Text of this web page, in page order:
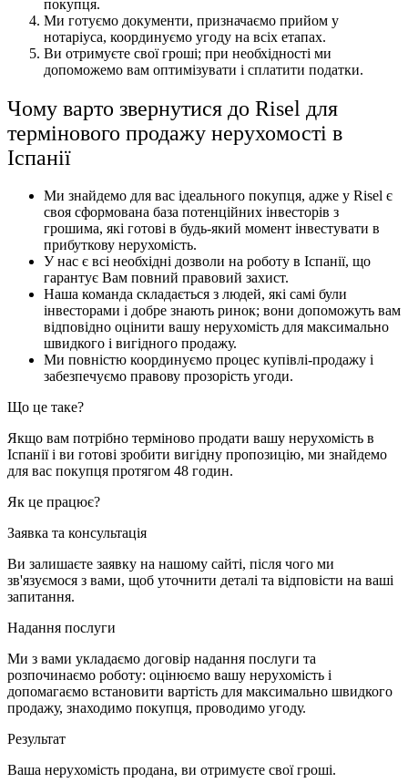
покупця.
Ми готуємо документи, призначаємо прийом у
нотаріуса, координуємо угоду на всіх етапах.
Ви отримуєте свої гроші; при необхідності ми
допоможемо вам оптимізувати і сплатити податки.
Чому варто звернутися до Risel для
термінового продажу нерухомості в
Іспанії
Ми знайдемо для вас ідеального покупця, адже у Risel є
своя сформована база потенційних інвесторів з
грошима, які готові в будь-який момент інвестувати в
прибуткову нерухомість.
У нас є всі необхідні дозволи на роботу в Іспанії, що
гарантує Вам повний правовий захист.
Наша команда складається з людей, які самі були
інвесторами і добре знають ринок; вони допоможуть вам
відповідно оцінити вашу нерухомість для максимально
швидкого і вигідного продажу.
Ми повністю координуємо процес купівлі-продажу і
забезпечуємо правову прозорість угоди.
Що це таке?
Якщо вам потрібно терміново продати вашу нерухомість в
Іспанії і ви готові зробити вигідну пропозицію, ми знайдемо
для вас покупця протягом 48 годин.
Як це працює?
Заявка та консультація
Ви залишаєте заявку на нашому сайті, після чого ми
зв'язуємося з вами, щоб уточнити деталі та відповісти на ваші
запитання.
Надання послуги
Ми з вами укладаємо договір надання послуги та
розпочинаємо роботу: оцінюємо вашу нерухомість і
допомагаємо встановити вартість для максимально швидкого
продажу, знаходимо покупця, проводимо угоду.
Результат
Ваша нерухомість продана, ви отримуєте свої гроші.